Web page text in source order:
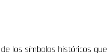
los símbolos históricos que